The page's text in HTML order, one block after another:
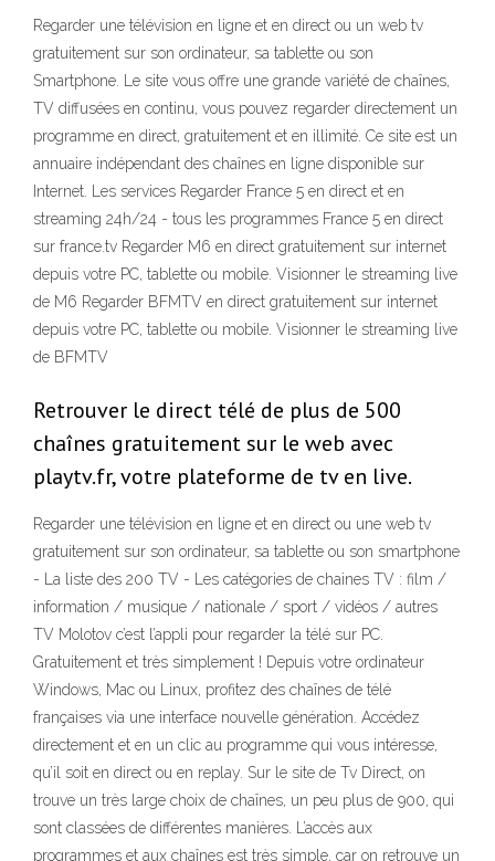
Regarder une télévision en ligne et en direct ou un web tv
gratuitement sur son ordinateur, sa tablette ou son
Smartphone. Le site vous offre une grande variété de chaînes,
TV diffusées en continu, vous pouvez regarder directement un
programme en direct, gratuitement et en illimité. Ce site est un
annuaire indépendant des chaînes en ligne disponible sur
Internet. Les services Regarder France 5 en direct et en
streaming 24h/24 - tous les programmes France 5 en direct
sur france.tv Regarder M6 en direct gratuitement sur internet
depuis votre PC, tablette ou mobile. Visionner le streaming live
de M6 Regarder BFMTV en direct gratuitement sur internet
depuis votre PC, tablette ou mobile. Visionner le streaming live
de BFMTV
Retrouver le direct télé de plus de 500
chaînes gratuitement sur le web avec
playtv.fr, votre plateforme de tv en live.
Regarder une télévision en ligne et en direct ou une web tv
gratuitement sur son ordinateur, sa tablette ou son smartphone
- La liste des 200 TV - Les catégories de chaines TV : film /
information / musique / nationale / sport / vidéos / autres
TV Molotov c’est l’appli pour regarder la télé sur PC.
Gratuitement et très simplement ! Depuis votre ordinateur
Windows, Mac ou Linux, profitez des chaînes de télé
françaises via une interface nouvelle génération. Accédez
directement et en un clic au programme qui vous intéresse,
qu’il soit en direct ou en replay. Sur le site de Tv Direct, on
trouve un très large choix de chaînes, un peu plus de 900, qui
sont classées de différentes manières. L’accès aux
programmes et aux chaînes est très simple, car on retrouve un